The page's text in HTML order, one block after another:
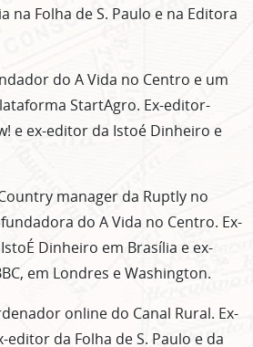
na Folha de S. Paulo e na Editora
do A Vida no Centro e um
StartAgro. Ex-editor-
e ex-editor da Istoé Dinheiro e
manager da Ruptly no
do A Vida no Centro. Ex-
Dinheiro em Brasília e ex-
em Londres e Washington.
online do Canal Rural. Ex-
editor da Folha de S. Paulo e da